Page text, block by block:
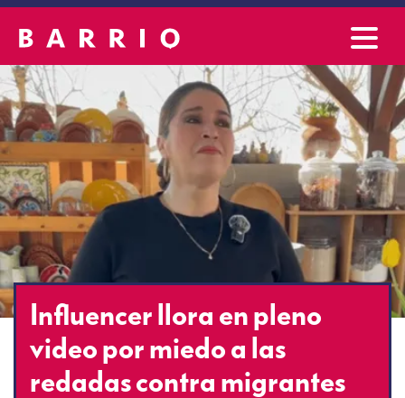
Influencer llora en pleno
video por miedo a las
redadas contra migrantes